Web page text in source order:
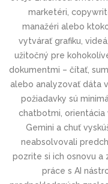
marketéri,
manažéri alebo
vytvárať grafiku,
užitočný pre
dokumentmi – čítať,
alebo analyzovať dáta
požiadavky sú
chatbotmi,
Gemini a chuť
neabsolvovali
pozrite si ich osnovu a
práce s AI